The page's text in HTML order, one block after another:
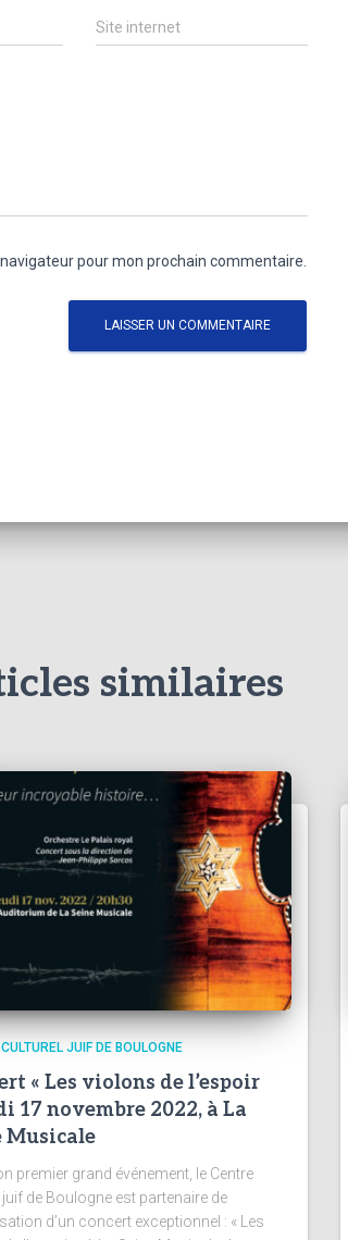
Site internet
pour mon prochain commentaire.
similaires
JUIF DE BOULOGNE
« Les violons de l’espoir
17 novembre 2022, à La
Musicale
premier grand événement, le Centre
de Boulogne est partenaire de
d’un concert exceptionnel : « Les